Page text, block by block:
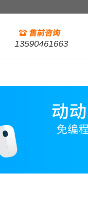
13590461663